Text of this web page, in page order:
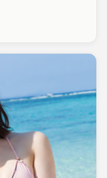
等，角色动机前后呼
。整体完成度较高，适合